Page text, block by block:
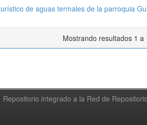
de aguas termales de la parroquia
Mostrando resultados 1 a
Repositorio integrado a la Red de